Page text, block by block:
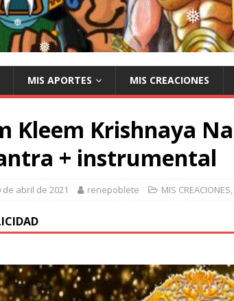
❅
❅
❅
MIS APORTES MIS CREACIONES
Kleem Krishnaya
+ instrumental
de abril de 2021 renepoblete MIS CREACIONES,